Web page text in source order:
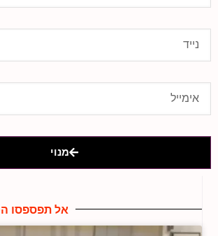
מנוי
אל תפספסו